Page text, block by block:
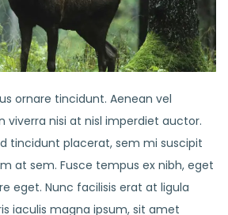
ornare tincidunt. Aenean vel
viverra nisi at nisl imperdiet auctor.
tincidunt placerat, sem mi suscipit
at sem. Fusce tempus ex nibh, eget
eget. Nunc facilisis erat at ligula
iaculis magna ipsum, sit amet